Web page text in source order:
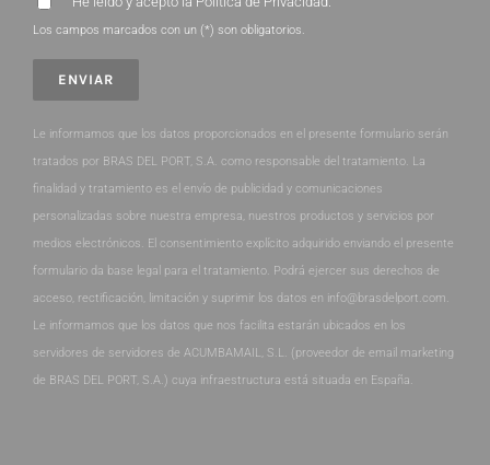
Los campos marcados con un (*) son obligatorios.
Le informamos que los datos proporcionados en el presente formulario serán
tratados por BRAS DEL PORT, S.A. como responsable del tratamiento. La
finalidad y tratamiento es el envío de publicidad y comunicaciones
personalizadas sobre nuestra empresa, nuestros productos y servicios por
medios electrónicos. El consentimiento explícito adquirido enviando el presente
formulario da base legal para el tratamiento. Podrá ejercer sus derechos de
acceso, rectificación, limitación y suprimir los datos en info@brasdelport.com.
Le informamos que los datos que nos facilita estarán ubicados en los
servidores de servidores de ACUMBAMAIL, S.L. (proveedor de email marketing
de BRAS DEL PORT, S.A.) cuya infraestructura está situada en España.